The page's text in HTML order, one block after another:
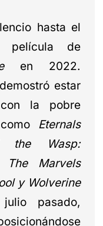
hasta el
película de
en 2022.
estar
la pobre
Eternals
the Wasp:
The Marvels
y Wolverine
pasado,